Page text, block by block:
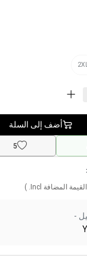
أضف إلى السلة
5
المضافة Incl.
)
-